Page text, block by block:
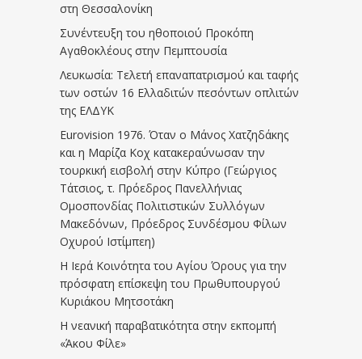
στη Θεσσαλονίκη
Συνέντευξη του ηθοποιού Προκόπη
Αγαθοκλέους στην Πεμπτουσία
Λευκωσία: Τελετή επαναπατρισμού και ταφής
των οστών 16 Ελλαδιτών πεσόντων οπλιτών
της ΕΛΔΥΚ
Eurovision 1976. Όταν ο Μάνος Χατζηδάκης
και η Μαρίζα Κοχ κατακεραύνωσαν την
τουρκική εισβολή στην Κύπρο (Γεώργιος
Τάτσιος, τ. Πρόεδρος Πανελλήνιας
Ομοσπονδίας Πολιτιστικών Συλλόγων
Μακεδόνων, Πρόεδρος Συνδέσμου Φίλων
Οχυρού Ιστίμπεη)
Η Ιερά Κοινότητα του Αγίου Όρους για την
πρόσφατη επίσκεψη του Πρωθυπουργού
Κυριάκου Μητσοτάκη
Η νεανική παραβατικότητα στην εκπομπή
«Άκου Φίλε»